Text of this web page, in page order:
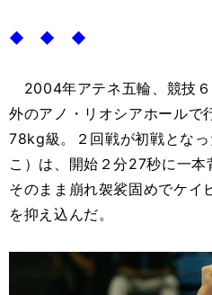
◆ ◆ ◆
2004年アテネ五輪、競技
外のアノ・リオシアホールで
78kg級。２回戦が初戦とな
こ）は、開始２分27秒に一本
そのまま崩れ袈裟固めでケイ
を抑え込んだ。